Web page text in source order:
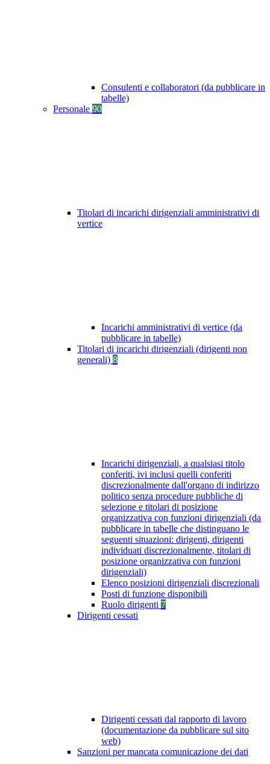
Consulenti e collaboratori (da pubblicare in
tabelle)
Personale 90
Titolari di incarichi dirigenziali amministrativi di
vertice
Incarichi amministrativi di vertice (da
pubblicare in tabelle)
Titolari di incarichi dirigenziali (dirigenti non
generali) 8
Incarichi dirigenziali, a qualsiasi titolo
conferiti, ivi inclusi quelli conferiti
discrezionalmente dall'organo di indirizzo
politico senza procedure pubbliche di
selezione e titolari di posizione
organizzativa con funzioni dirigenziali (da
pubblicare in tabelle che distinguano le
seguenti situazioni: dirigenti, dirigenti
individuati discrezionalmente, titolari di
posizione organizzativa con funzioni
dirigenziali)
Elenco posizioni dirigenziali discrezionali
Posti di funzione disponibili
Ruolo dirigenti 7
Dirigenti cessati
Dirigenti cessati dal rapporto di lavoro
(documentazione da pubblicare sul sito
web)
Sanzioni per mancata comunicazione dei dati